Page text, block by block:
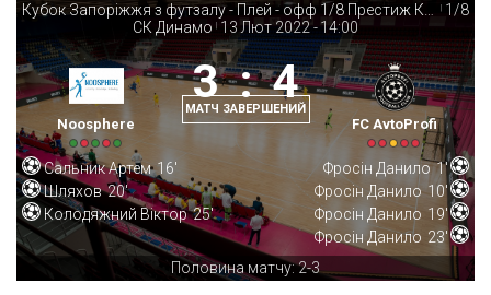
| 1/8
СК Динамо | 13 Лют 2022- 14:00
Noosphere
3 : 4
МАТЧ ЗАВЕРШЕНИЙ
FC AvtoProfi
Сальник Артем 16'
Шляхов 20'
Колодяжний Віктор 25'
Фросін Данило 1'
Фросін Данило 10'
Фросін Данило 19'
Фросін Данило 23'
Половина матчу: 2-3